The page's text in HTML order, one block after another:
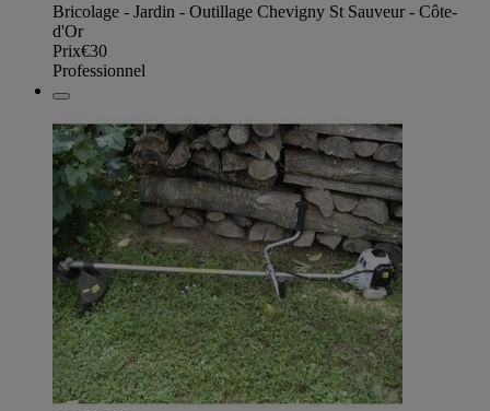
Bricolage - Jardin - Outillage Chevigny St Sauveur - Côte-
d'Or
Prix€30
Professionnel